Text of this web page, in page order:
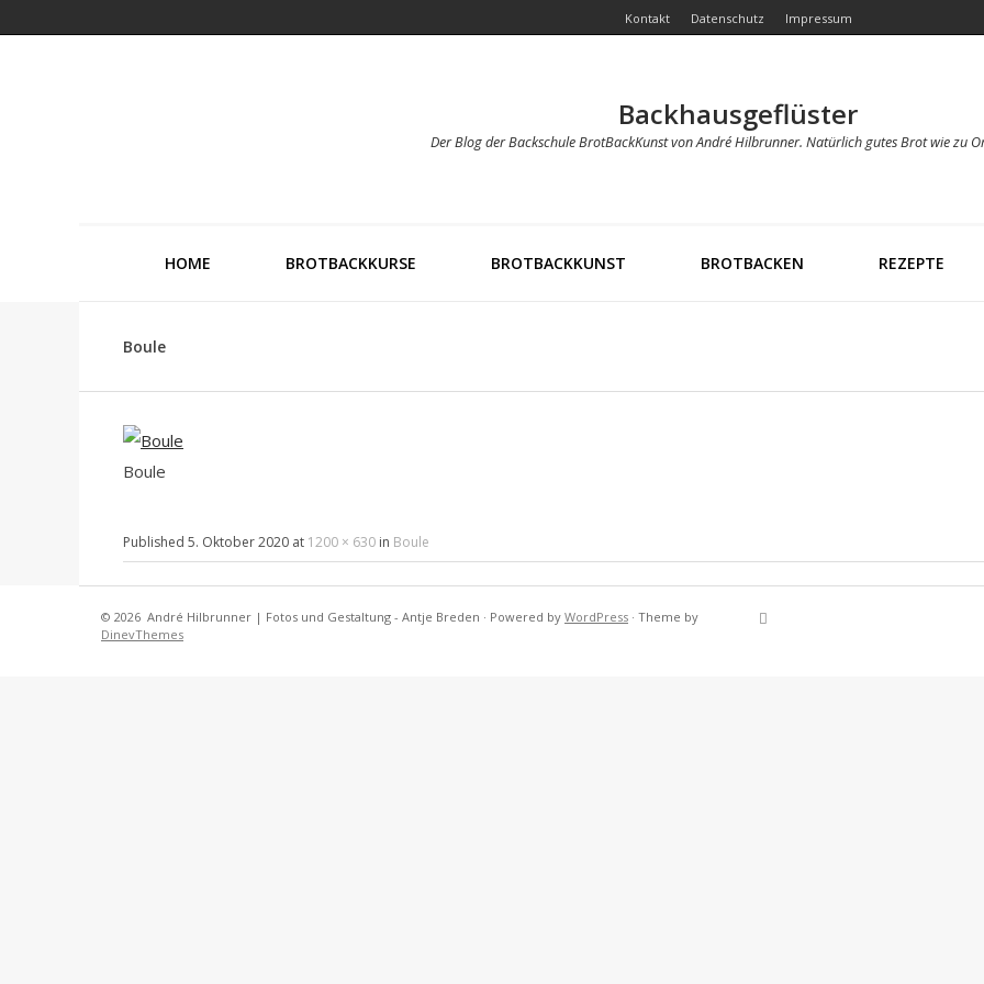
Kontakt Datenschutz Impressum
Backhausgeflüster
Der Blog der Backschule BrotBackKunst von André Hilbrunner. Natürlich gutes Brot wie zu
HOME BROTBACKKURSE BROTBACKKUNST BROTBACKEN REZEPTE
Boule
Boule
Published 5. Oktober 2020 at 1200 × 630 in Boule
© 2026 André Hilbrunner | Fotos und Gestaltung - Antje Breden · Powered by WordPress · Theme by
DinevThemes